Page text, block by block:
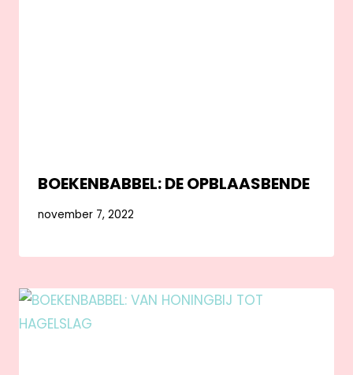
BOEKENBABBEL: DE OPBLAASBENDE
november 7, 2022